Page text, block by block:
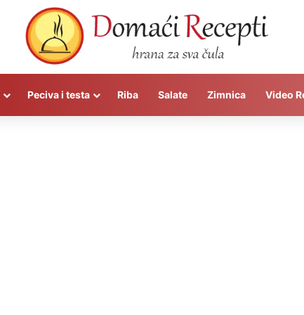
Peciva i testa Riba Salate Zimnica Video